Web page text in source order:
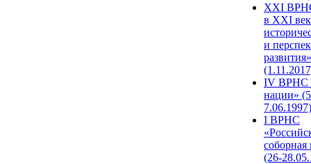
XХI
в XXI
и
развития»
IV ВРНС
нации»
7.06.1997)
I ВРНС
(26-